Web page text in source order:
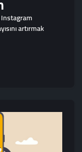
artırmak